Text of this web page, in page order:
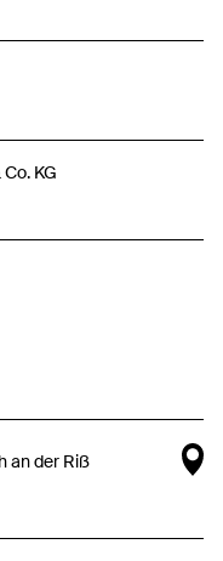
KG
an der Riß